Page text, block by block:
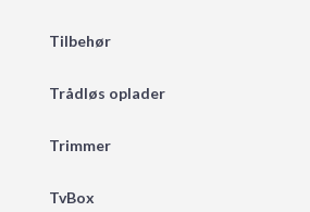
Tilbehør
Trådløs oplader
Trimmer
TvBox